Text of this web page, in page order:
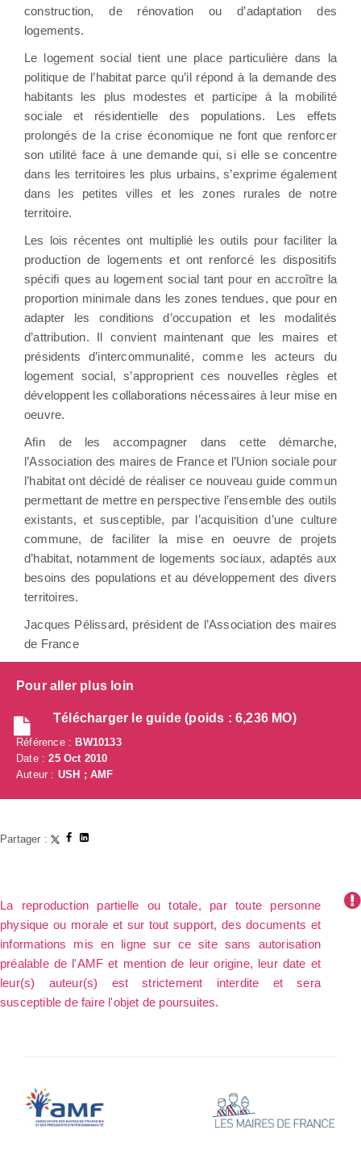
construction, de rénovation ou d’adaptation des
logements.
Le logement social tient une place particulière dans la
politique de l’habitat parce qu’il répond à la demande des
habitants les plus modestes et participe à la mobilité
sociale et résidentielle des populations. Les effets
prolongés de la crise économique ne font que renforcer
son utilité face à une demande qui, si elle se concentre
dans les territoires les plus urbains, s’exprime également
dans les petites villes et les zones rurales de notre
territoire.
Les lois récentes ont multiplié les outils pour faciliter la
production de logements et ont renforcé les dispositifs
spéciﬁ ques au logement social tant pour en accroître la
proportion minimale dans les zones tendues, que pour en
adapter les conditions d’occupation et les modalités
d’attribution. Il convient maintenant que les maires et
présidents d’intercommunalité, comme les acteurs du
logement social, s’approprient ces nouvelles règles et
développent les collaborations nécessaires à leur mise en
oeuvre.
Aﬁn de les accompagner dans cette démarche,
l’Association des maires de France et l’Union sociale pour
l’habitat ont décidé de réaliser ce nouveau guide commun
permettant de mettre en perspective l’ensemble des outils
existants, et susceptible, par l’acquisition d’une culture
commune, de faciliter la mise en oeuvre de projets
d’habitat, notamment de logements sociaux, adaptés aux
besoins des populations et au développement des divers
territoires.
Jacques Pélissard, président de l’Association des maires
de France
Pour aller plus loin
Télécharger le guide (poids : 6,236 MO)
Référence : BW10133
Date :25 Oct 2010
Auteur : USH ; AMF
Partager :
La reproduction partielle ou totale, par toute personne
physique ou morale et sur tout support, des documents et
informations mis en ligne sur ce site sans autorisation
préalable de l'AMF et mention de leur origine, leur date et
leur(s) auteur(s) est strictement interdite et sera
susceptible de faire l'objet de poursuites.